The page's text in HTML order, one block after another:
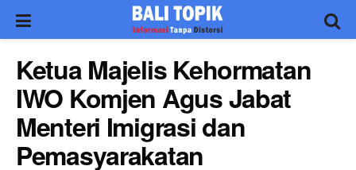
Ketua Majelis Kehormatan
IWO Komjen Agus Jabat
Menteri Imigrasi dan
Pemasyarakatan